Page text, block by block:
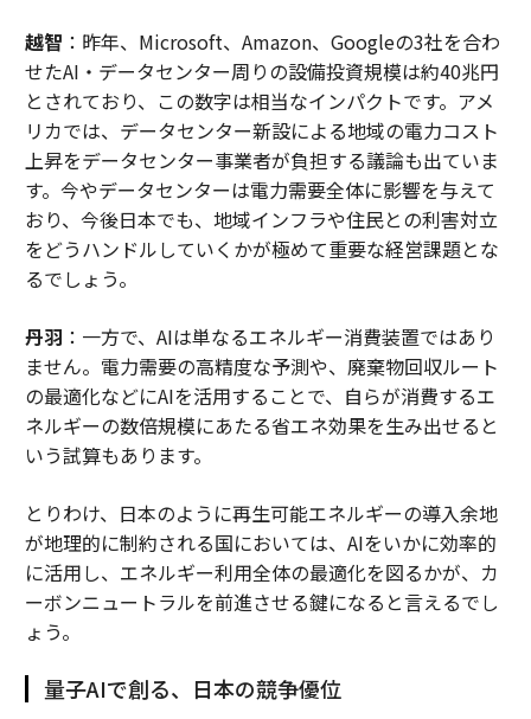
越智 ：昨年、Microsoft、Amazon、Googleの3社を合わ
せたAI・データセンター周りの設備投資規模は約40兆円
とされており、この数字は相当なインパクトです。アメ
リカでは、データセンター新設による地域の電力コスト
上昇をデータセンター事業者が負担する議論も出ていま
す。今やデータセンターは電力需要全体に影響を与えて
おり、今後日本でも、地域インフラや住民との利害対立
をどうハンドルしていくかが極めて重要な経営課題とな
るでしょう。
丹羽 ：一方で、AIは単なるエネルギー消費装置ではあり
ません。電力需要の高精度な予測や、廃棄物回収ルート
の最適化などにAIを活用することで、自らが消費するエ
ネルギーの数倍規模にあたる省エネ効果を生み出せると
いう試算もあります。
とりわけ、日本のように再生可能エネルギーの導入余地
が地理的に制約される国においては、AIをいかに効率的
に活用し、エネルギー利用全体の最適化を図るかが、カ
ーボンニュートラルを前進させる鍵になると言えるでし
ょう。
量子AIで創る、日本の競争優位